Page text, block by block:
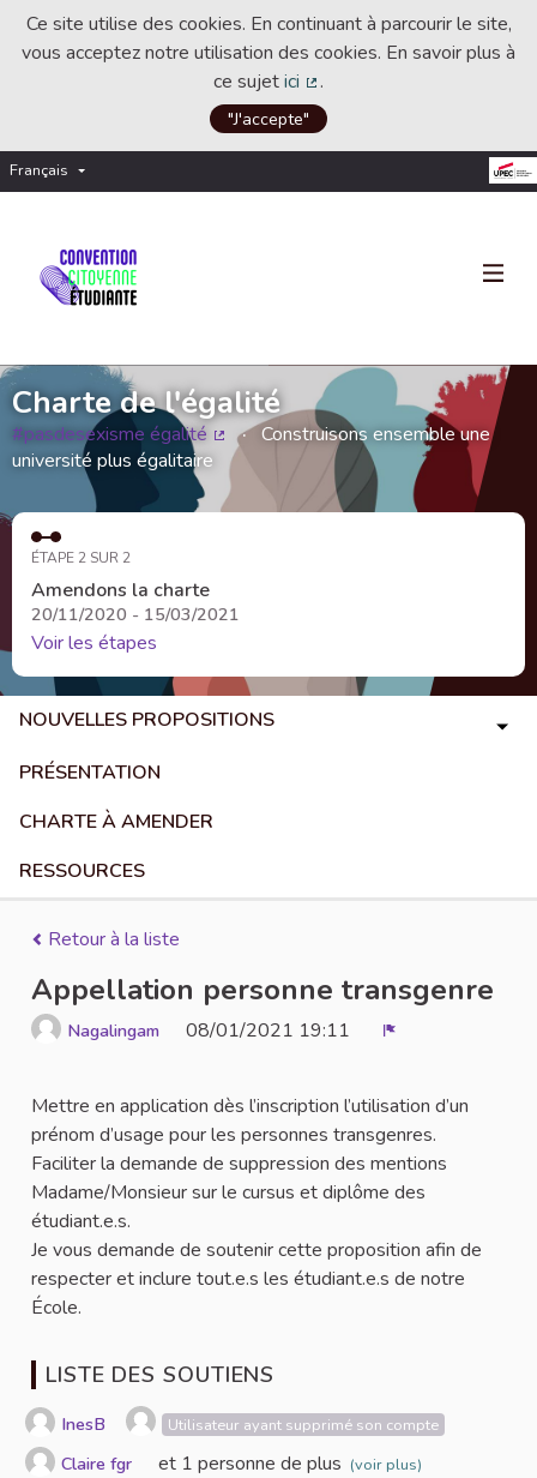
Ce site utilise des cookies. En continuant à parcourir le site,
vous acceptez notre utilisation des cookies. En savoir plus à
ce sujetici
(Lien externe)
.
"J'accepte"
Français Choisir la langue
Charte de l'égalité
#pasdesexisme égalité
(Lien externe)
Construisons ensemble une
université plus égalitaire
ÉTAPE 2 SUR 2
Amendons la charte
20/11/2020 - 15/03/2021
Voir les étapes
NOUVELLES PROPOSITIONS
PRÉSENTATION
CHARTE À AMENDER
RESSOURCES
Retour à la liste
Appellation personne transgenre
Nagalingam 08/01/2021 19:11
Mettre en application dès l’inscription l’utilisation d’un
prénom d’usage pour les personnes transgenres.
Faciliter la demande de suppression des mentions
Madame/Monsieur sur le cursus et diplôme des
étudiant.e.s.
Je vous demande de soutenir cette proposition afin de
respecter et inclure tout.e.s les étudiant.e.s de notre
École.
LISTE DES SOUTIENS
InesB Utilisateur ayant supprimé son compte
Claire fgr et 1 personne de plus (voir plus)